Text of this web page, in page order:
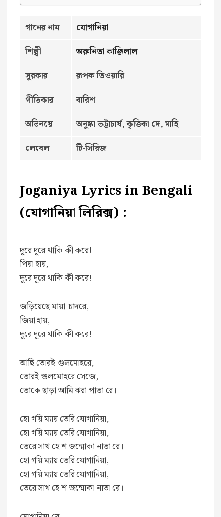
গানের নাম
যোগানিয়া
শিল্পী
অরুনিতা কাঞ্জিলাল
সুরকার
রূপক তিওয়ারি
গীতিকার
বারিশ
অভিনয়ে
অনুষ্কা ভট্টাচার্য, কৃত্তিকা দে, মাহি
লেবেল
টি-সিরিজ
Joganiya Lyrics in Bengali
(যোগানিয়া লিরিক্স) :
দূরে দূরে থাকি কী করে!
পিয়া হায়,
দূরে দূরে থাকি কী করে!
জড়িয়েছে মায়া-চাদরে,
জিয়া হায়,
দূরে দূরে থাকি কী করে!
আছি তোরই গুলমোহরে,
তোরই গুলমোহরে সেজে,
তোকে ছাড়া আমি ঝরা পাতা রে।
হো গয়ি ম্যায় তেরি যোগানিয়া,
হো গয়ি ম্যায় তেরি যোগানিয়া,
তেরে সাথ হে শ জন্মোকা নাতা রে।
হো গয়ি ম্যায় তেরি যোগানিয়া,
হো গয়ি ম্যায় তেরি যোগানিয়া,
তেরে সাথ হে শ জন্মোকা নাতা রে।